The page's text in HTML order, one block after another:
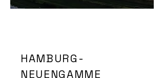
HAMBURG-
NEUENGAMME